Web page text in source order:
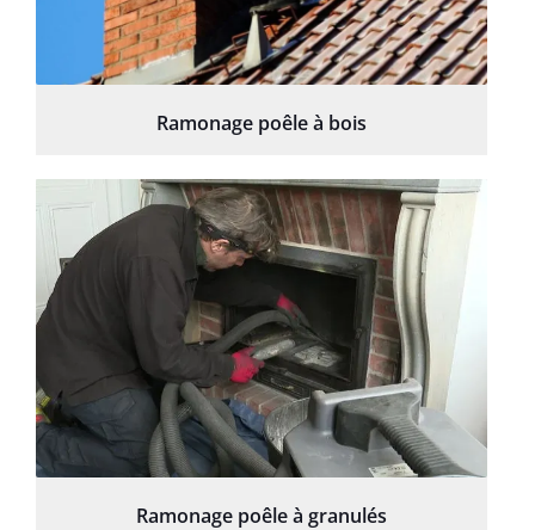
Ramonage poêle à bois
Ramonage poêle à granulés